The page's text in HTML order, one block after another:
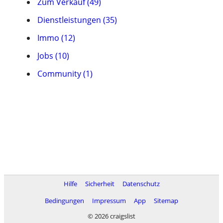
Dienstleistungen (35)
Immo (12)
Jobs (10)
Community (1)
Hilfe Sicherheit
Datenschutz
Bedingungen
Impressum App
Sitemap
© 2026 craigslist